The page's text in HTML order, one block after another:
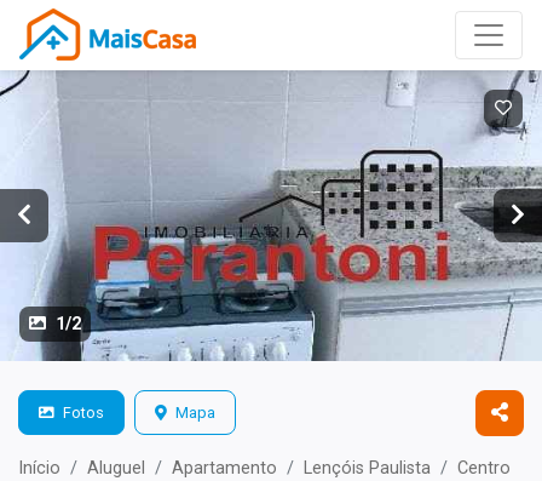
1/2
Fotos Mapa
Início Aluguel Apartamento Lençóis Paulista Centro